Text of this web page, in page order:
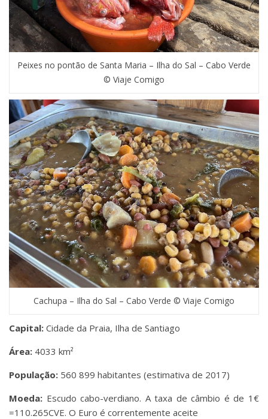
Peixes no pontão de Santa Maria – Ilha do Sal – Cabo Verde
© Viaje Comigo
Cachupa – Ilha do Sal – Cabo Verde © Viaje Comigo
Capital: Cidade da Praia, Ilha de Santiago
Área: 4033 km²
População: 560 899 habitantes (estimativa de 2017)
Moeda: Escudo cabo-verdiano. A taxa de câmbio é de 1€
=110.265CVE. O Euro é correntemente aceite